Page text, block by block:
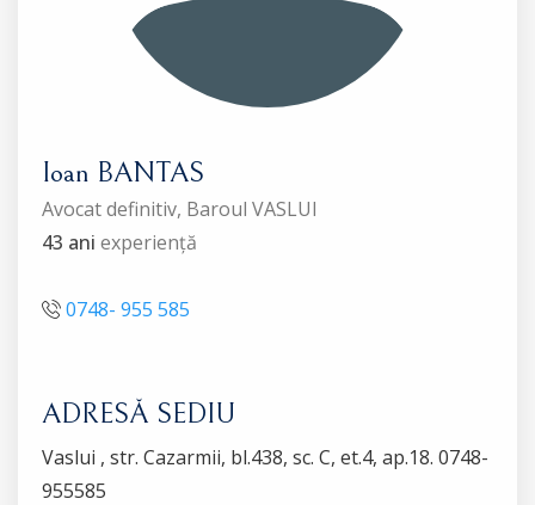
Ioan BANTAS
Avocat definitiv, Baroul VASLUI
43 ani experiență
0748- 955 585
ADRESĂ SEDIU
Vaslui , str. Cazarmii, bl.438, sc. C, et.4, ap.18. 0748-
955585